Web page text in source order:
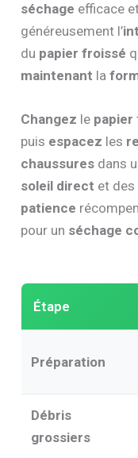
séchage efficace
généreusement l’
du papier froissé
maintenant la
Changez le papier
puis espacez les
chaussures dans
soleil direct et des
patience
pour un séchage
Étape
Préparation
Débris
grossiers